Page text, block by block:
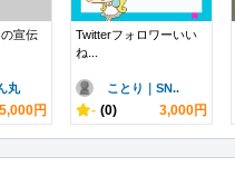
宣伝
丸
5,000円
Twitterフォロワーいい
ね...
ことり｜SN..
- (0) 3,000円